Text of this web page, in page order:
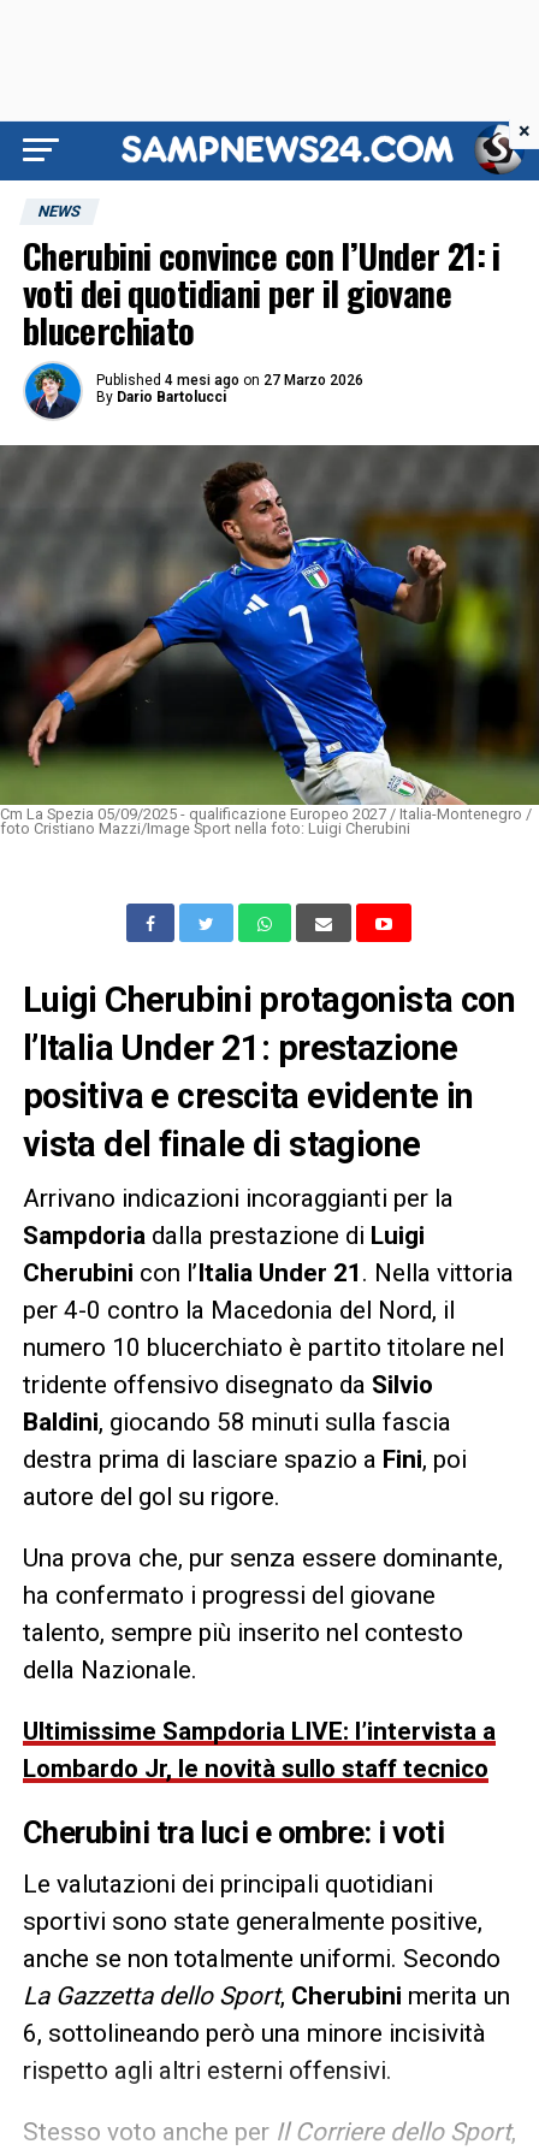
NEWS
Cherubini convince con l’Under 21: i
voti dei quotidiani per il giovane
blucerchiato
Published 4 mesi ago on 27 Marzo 2026
By Dario Bartolucci
Cm La Spezia 05/09/2025 - qualificazione Europeo 2027 / Italia-Montenegro /
foto Cristiano Mazzi/Image Sport nella foto: Luigi Cherubini
Luigi Cherubini protagonista con
l’Italia Under 21: prestazione
positiva e crescita evidente in
vista del finale di stagione
Arrivano indicazioni incoraggianti per la
Sampdoria dalla prestazione di Luigi
Cherubini con l’Italia Under 21 . Nella vittoria
per 4-0 contro la Macedonia del Nord, il
numero 10 blucerchiato è partito titolare nel
tridente offensivo disegnato da Silvio
Baldini, giocando 58 minuti sulla fascia
destra prima di lasciare spazio a Fini, poi
autore del gol su rigore.
Una prova che, pur senza essere dominante,
ha confermato i progressi del giovane
talento, sempre più inserito nel contesto
della Nazionale.
Ultimissime Sampdoria LIVE: l’intervista a
Lombardo Jr, le novità sullo staff tecnico
Cherubini tra luci e ombre: i voti
Le valutazioni dei principali quotidiani
sportivi sono state generalmente positive,
anche se non totalmente uniformi. Secondo
La Gazzetta dello Sport, Cherubini merita un
6, sottolineando però una minore incisività
rispetto agli altri esterni offensivi.
Stesso voto anche per Il Corriere dello Sport,
×